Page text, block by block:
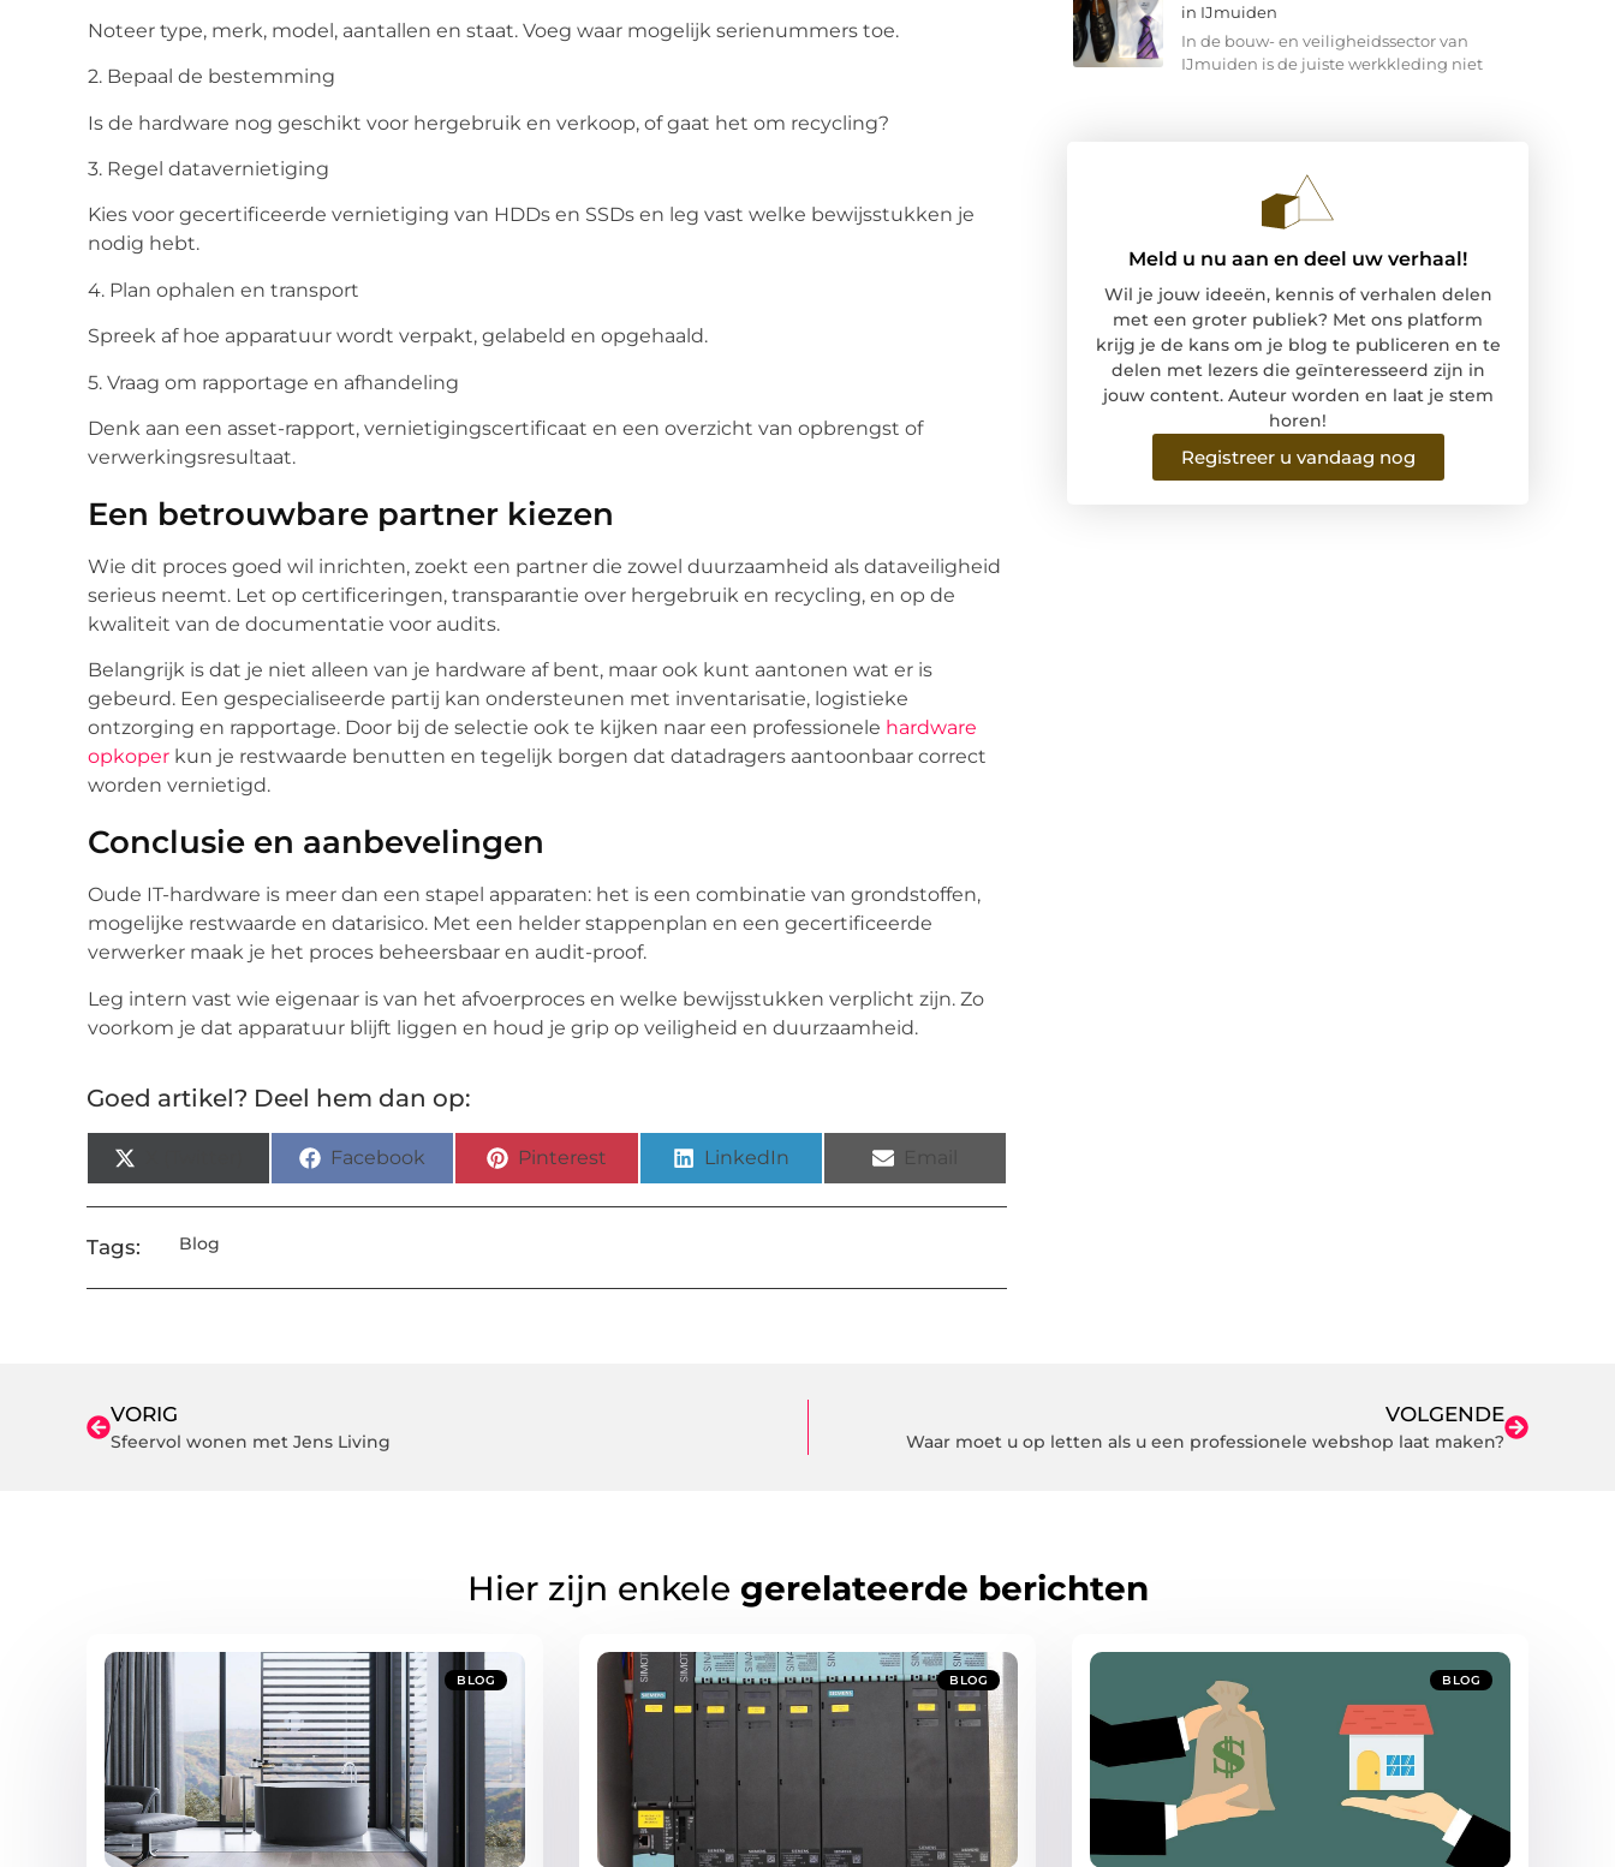
Noteer type, merk, model, aantallen en staat. Voeg waar mogelijk serienummers toe.
2. Bepaal de bestemming
Is de hardware nog geschikt voor hergebruik en verkoop, of gaat het om recycling?
3. Regel datavernietiging
Kies voor gecertificeerde vernietiging van HDDs en SSDs en leg vast welke bewijsstukken je
nodig hebt.
4. Plan ophalen en transport
Spreek af hoe apparatuur wordt verpakt, gelabeld en opgehaald.
5. Vraag om rapportage en afhandeling
Denk aan een asset-rapport, vernietigingscertificaat en een overzicht van opbrengst of
verwerkingsresultaat.
Een betrouwbare partner kiezen
Wie dit proces goed wil inrichten, zoekt een partner die zowel duurzaamheid als dataveiligheid
serieus neemt. Let op certificeringen, transparantie over hergebruik en recycling, en op de
kwaliteit van de documentatie voor audits.
Belangrijk is dat je niet alleen van je hardware af bent, maar ook kunt aantonen wat er is
gebeurd. Een gespecialiseerde partij kan ondersteunen met inventarisatie, logistieke
ontzorging en rapportage. Door bij de selectie ook te kijken naar een professionele hardware
opkoper kun je restwaarde benutten en tegelijk borgen dat datadragers aantoonbaar correct
worden vernietigd.
Conclusie en aanbevelingen
Oude IT-hardware is meer dan een stapel apparaten: het is een combinatie van grondstoffen,
mogelijke restwaarde en datarisico. Met een helder stappenplan en een gecertificeerde
verwerker maak je het proces beheersbaar en audit-proof.
Leg intern vast wie eigenaar is van het afvoerproces en welke bewijsstukken verplicht zijn. Zo
voorkom je dat apparatuur blijft liggen en houd je grip op veiligheid en duurzaamheid.
Goed artikel? Deel hem dan op:
Facebook Pinterest LinkedIn
Tags: Blog
in IJmuiden
In de bouw- en veiligheidssector van
IJmuiden is de juiste werkkleding niet
Meld u nu aan en deel uw verhaal!
Wil je jouw ideeën, kennis of verhalen delen
met een groter publiek? Met ons platform
krijg je de kans om je blog te publiceren en te
delen met lezers die geïnteresseerd zijn in
jouw content. Auteur worden en laat je stem
horen!
Registreer u vandaag nog
VORIG
Sfeervol wonen met Jens Living
VOLGENDE
Waar moet u op letten als u een professionele webshop laat maken?
Hier zijn enkele gerelateerde berichten
BLOG BLOG BLOG